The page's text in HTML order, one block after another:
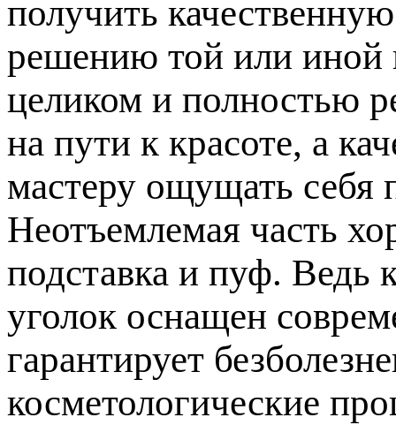
получить
решению той или иной
целиком и полностью
на пути к красоте, а
мастеру ощущать себя
Неотъемлемая часть
подставка и пуф. Ведь
уголок оснащен
гарантирует
косметологические